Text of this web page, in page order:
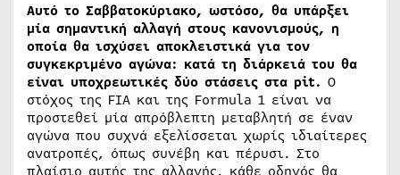
Αυτό το Σαββατοκύριακο, ωστόσο, θα υπάρξει
μία σημαντική αλλαγή στους κανονισμούς, η
οποία θα ισχύσει αποκλειστικά για τον
συγκεκριμένο αγώνα: κατά τη διάρκειά του θα
είναι υποχρεωτικές δύο στάσεις στα pit. Ο
στόχος της FIA και της Formula 1 είναι να
προστεθεί μία απρόβλεπτη μεταβλητή σε έναν
αγώνα που συχνά εξελίσσεται χωρίς ιδιαίτερες
ανατροπές, όπως συνέβη και πέρυσι. Στο